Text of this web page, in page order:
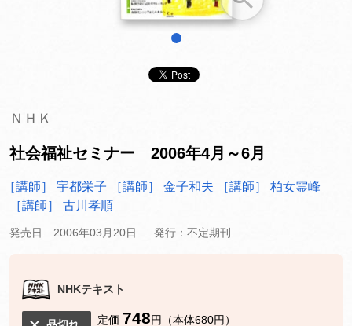
ＮＨＫ
社会福祉セミナー 2006年4月～6月
［講師］ 宇都栄子 ［講師］ 金子和夫
［講師］ 柏女霊峰
［講師］ 古川孝順
発売日 2006年03月20日 発行：不定期刊
NHKテキスト
定価 748円（本体680円）